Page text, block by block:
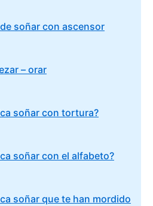
soñar con ascensor
– orar
soñar con tortura?
soñar con el alfabeto?
soñar que te han mordido